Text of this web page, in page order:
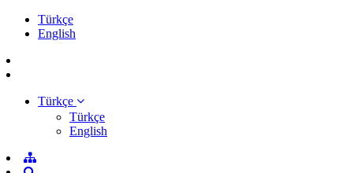
Türkçe
English
Türkçe
Türkçe
English